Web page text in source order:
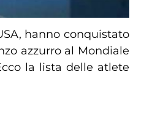
hanno conquistato
azzurro al Mondiale
la lista delle atlete